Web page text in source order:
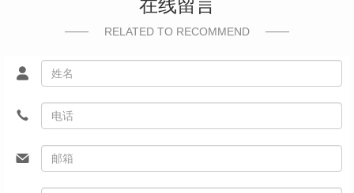
在线留言
RELATED TO RECOMMEND